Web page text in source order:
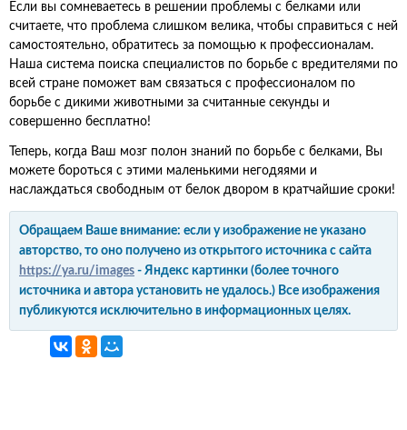
Если вы сомневаетесь в решении проблемы с белками или
считаете, что проблема слишком велика, чтобы справиться с ней
самостоятельно, обратитесь за помощью к профессионалам.
Наша система поиска специалистов по борьбе с вредителями по
всей стране поможет вам связаться с профессионалом по
борьбе с дикими животными за считанные секунды и
совершенно бесплатно!
Теперь, когда Ваш мозг полон знаний по борьбе с белками, Вы
можете бороться с этими маленькими негодяями и
наслаждаться свободным от белок двором в кратчайшие сроки!
Обращаем Ваше внимание: если у изображение не указано
авторство, то оно получено из открытого источника с сайта
https://ya.ru/images - Яндекс картинки (более точного
источника и автора установить не удалось.) Все изображения
публикуются исключительно в информационных целях.